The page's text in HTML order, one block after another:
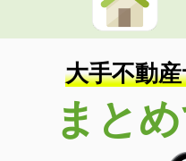
大手不動
まと